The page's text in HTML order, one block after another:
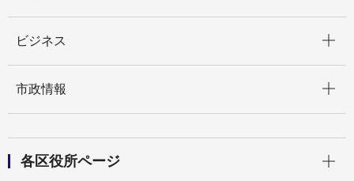
ビジネス
市政情報
各区役所ページ